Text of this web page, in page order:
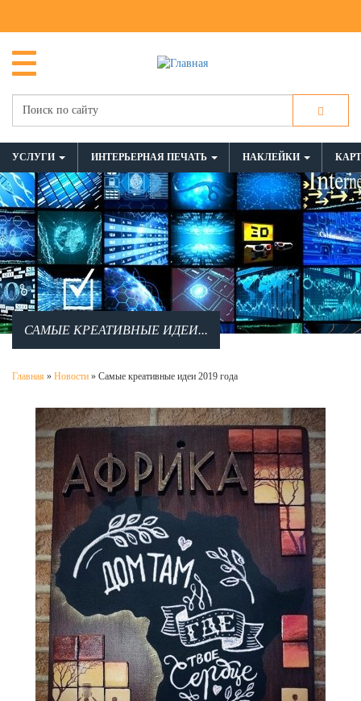
УСЛУГИ ИНТЕРЬЕРНАЯ ПЕЧАТЬ НАКЛЕЙКИ
САМЫЕ КРЕАТИВНЫЕ ИДЕИ...
Главная » Новости » Самые креативные идеи 2019 года